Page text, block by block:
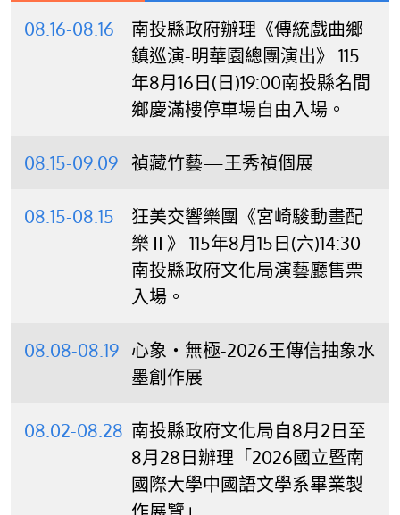
08.16-08.16
南投縣政府辦理《傳統戲曲鄉
鎮巡演-明華園總團演出》 115
年8月16日(日)19:00南投縣名間
鄉慶滿樓停車場自由入場。
08.15-09.09 禎藏竹藝—王秀禎個展
08.15-08.15
狂美交響樂團《宮崎駿動畫配
樂Ⅱ》 115年8月15日(六)14:30
南投縣政府文化局演藝廳售票
入場。
08.08-08.19 心象‧無極-2026王傳信抽象水
墨創作展
08.02-08.28 南投縣政府文化局自8月2日至
8月28日辦理「2026國立暨南
國際大學中國語文學系畢業製